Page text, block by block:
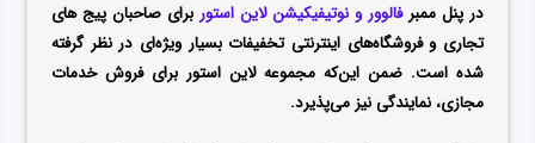
در پنل ممبرفالوور و نوتیفیکیشن لاین استوربرای صاحبان پیج های
تجاری و فروشگاه‌های اینترنتی تخفیفات بسیار ویژه‌ای در نظر گرفته
شده است. ضمن این‌که مجموعه لاین استور برای فروش خدمات
مجازی، نمایندگی نیز می‌پذیرد.